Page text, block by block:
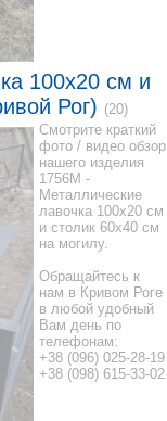
100x20 см и
Рог) (20)
Смотрите краткий
фото / видео обзор
нашего изделия
1756M -
Металлические
лавочка 100x20 см
и столик 60x40 см
на могилу.
Обращайтесь к
нам в Кривом Роге
в любой удобный
Вам день по
телефонам:
+38 (096) 025-28-19
+38 (098) 615-33-02